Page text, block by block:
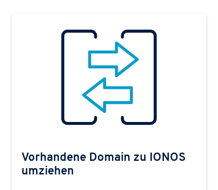
Vorhandene Domain zu IONOS
umziehen